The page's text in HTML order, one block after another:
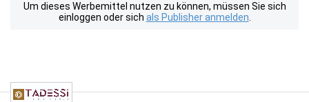
Um dieses Werbemittel nutzen zu können, müssen Sie sich
einloggen oder sich als Publisher anmelden